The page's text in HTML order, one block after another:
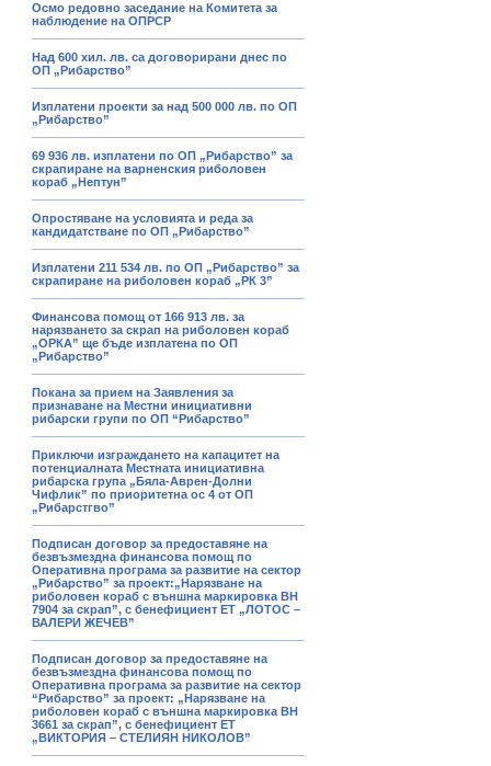
Осмо редовно заседание на Комитета за
наблюдение на ОПРСР
Над 600 хил. лв. са договорирани днес по
ОП „Рибарство”
Изплатени проекти за над 500 000 лв. по ОП
„Рибарство”
69 936 лв. изплатени по ОП „Рибарство” за
скрапиране на варненския риболовен
кораб „Нептун”
Опростяване на условията и реда за
кандидатстване по ОП „Рибарство”
Изплатени 211 534 лв. по ОП „Рибарство” за
скрапиране на риболовен кораб „РК 3”
Финансова помощ от 166 913 лв. за
нарязването за скрап на риболовен кораб
„ОРКА” ще бъде изплатена по ОП
„Рибарство”
Покана за прием на Заявления за
признаване на Местни инициативни
рибарски групи по ОП “Рибарство”
Приключи изграждането на капацитет на
потенциалната Местната инициативна
рибарска група „Бяла-Аврен-Долни
Чифлик” по приоритетна ос 4 от ОП
„Рибарстгво”
Подписан договор за предоставяне на
безвъзмездна финансова помощ по
Оперативна програма за развитие на сектор
„Рибарство” за проект:„Нарязване на
риболовен кораб с външна маркировка ВН
7904 за скрап”, с бенефициент ЕТ „ЛОТОС –
ВАЛЕРИ ЖЕЧЕВ”
Подписан договор за предоставяне на
безвъзмездна финансова помощ по
Оперативна програма за развитие на сектор
“Рибарство” за проект: „Нарязване на
риболовен кораб с външна маркировка ВН
3661 за скрап”, с бенефициент ЕТ
„ВИКТОРИЯ – СТЕЛИЯН НИКОЛОВ”